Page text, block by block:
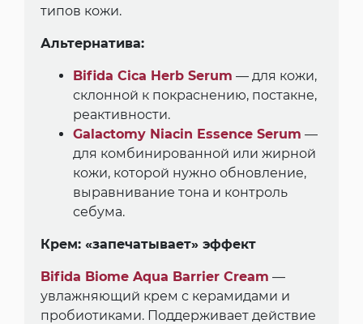
типов кожи.
Альтернатива:
Bifida Cica Herb Serum — для кожи,
склонной к покраснению, постакне,
реактивности.
Galactomy Niacin Essence Serum —
для комбинированной или жирной
кожи, которой нужно обновление,
выравнивание тона и контроль
себума.
Крем: «запечатывает» эффект
Bifida Biome Aqua Barrier Cream —
увлажняющий крем с керамидами и
пробиотиками. Поддерживает действие